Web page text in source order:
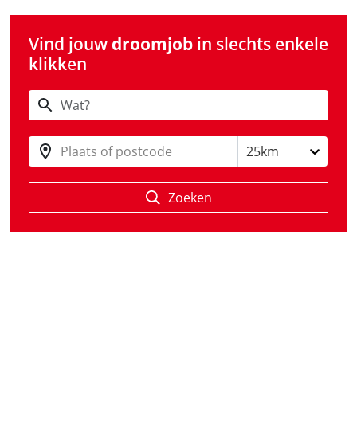
Vind jouw droomjob in slechts enkele
klikken
Plaats of postcode 25km
Zoeken